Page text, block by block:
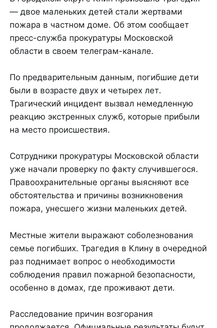
— двое маленьких детей стали жертвами
пожара в частном доме. Об этом сообщает
пресс-служба прокуратуры Московской
области в своем телеграм-канале.
По предварительным данным, погибшие дети
были в возрасте двух и четырех лет.
Трагический инцидент вызвал немедленную
реакцию экстренных служб, которые прибыли
на место происшествия.
Сотрудники прокуратуры Московской области
уже начали проверку по факту случившегося.
Правоохранительные органы выясняют все
обстоятельства и причины возникновения
пожара, унесшего жизни маленьких детей.
Местные жители выражают соболезнования
семье погибших. Трагедия в Клину в очередной
раз поднимает вопрос о необходимости
соблюдения правил пожарной безопасности,
особенно в домах, где проживают дети.
Расследование причин возгорания